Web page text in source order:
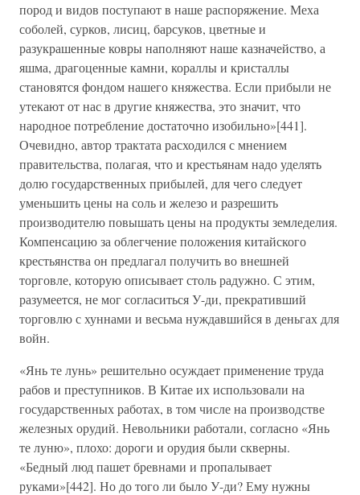
пород и видов поступают в наше распоряжение. Меха
соболей, сурков, лисиц, барсуков, цветные и
разукрашенные ковры наполняют наше казначейство, а
яшма, драгоценные камни, кораллы и кристаллы
становятся фондом нашего княжества. Если прибыли не
утекают от нас в другие княжества, это значит, что
народное потребление достаточно изобильно»[441].
Очевидно, автор трактата расходился с мнением
правительства, полагая, что и крестьянам надо уделять
долю государственных прибылей, для чего следует
уменьшить цены на соль и железо и разрешить
производителю повышать цены на продукты земледелия.
Компенсацию за облегчение положения китайского
крестьянства он предлагал получить во внешней
торговле, которую описывает столь радужно. С этим,
разумеется, не мог согласиться У-ди, прекративший
торговлю с хуннами и весьма нуждавшийся в деньгах для
войн.
«Янь те лунь» решительно осуждает применение труда
рабов и преступников. В Китае их использовали на
государственных работах, в том числе на производстве
железных орудий. Невольники работали, согласно «Янь
те луню», плохо: дороги и орудия были скверны.
«Бедный люд пашет бревнами и пропалывает
руками»[442]. Но до того ли было У-ди? Ему нужны